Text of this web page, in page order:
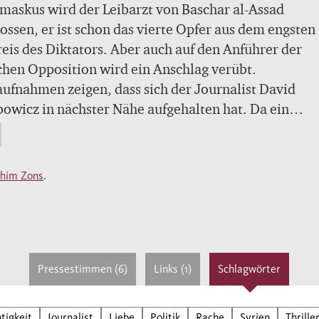
wird der Leibarzt von Baschar al-Assad
er ist schon das vierte Opfer aus dem engsten
des Diktators. Aber auch auf den Anführer der
Opposition wird ein Anschlag verübt.
zeigen, dass sich der Journalist David
in nächster Nähe aufgehalten hat. Da ein
Sicherheitsunternehmen in die Vorgänge
Tilda Hansson, die Chefin der kleinen Anti-
des BND in Pullach, die Fäden zu entwirren.
Journalist Heilung sucht. Was weiß er
in Syrien? Und welche Interessen verfolgt
Geht es nur darum, Oppositionelle zu schützen und
für die Verbrechen Assads zu finden? Oder gibt
Zons.
Pressestimmen (6) Links (1) Schlagwörter